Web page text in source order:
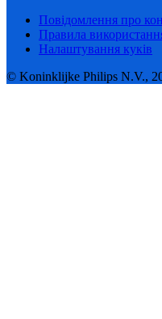
Повідомлення про
Правила
Налаштування куків
© Koninklijke Philips N.V.,